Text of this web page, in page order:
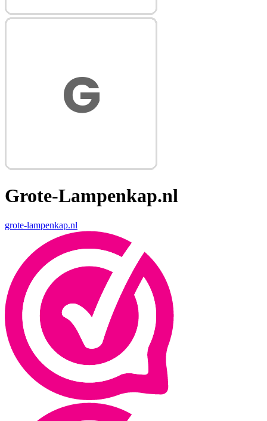
Grote-Lampenkap.nl
grote-lampenkap.nl